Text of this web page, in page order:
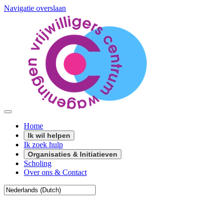
Navigatie overslaan
Home
Ik wil helpen
Ik zoek hulp
Organisaties & Initiatieven
Scholing
Over ons & Contact